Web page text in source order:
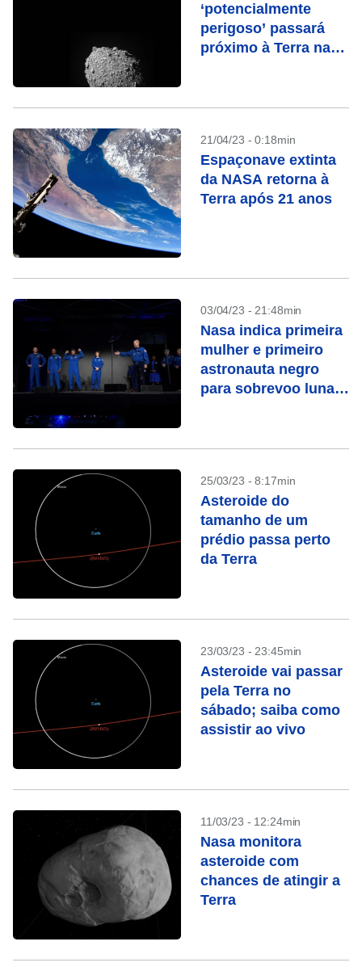
‘potencialmente
perigoso’ passará
próximo à Terra na
21/04/23 - 0:18min
Espaçonave extinta
da NASA retorna à
Terra após 21 anos
03/04/23 - 21:48min
Nasa indica primeira
mulher e primeiro
astronauta negro
para sobrevoo lunar
25/03/23 - 8:17min
Asteroide do
tamanho de um
prédio passa perto
da Terra
23/03/23 - 23:45min
Asteroide vai passar
pela Terra no
sábado; saiba como
assistir ao vivo
11/03/23 - 12:24min
Nasa monitora
asteroide com
chances de atingir a
Terra